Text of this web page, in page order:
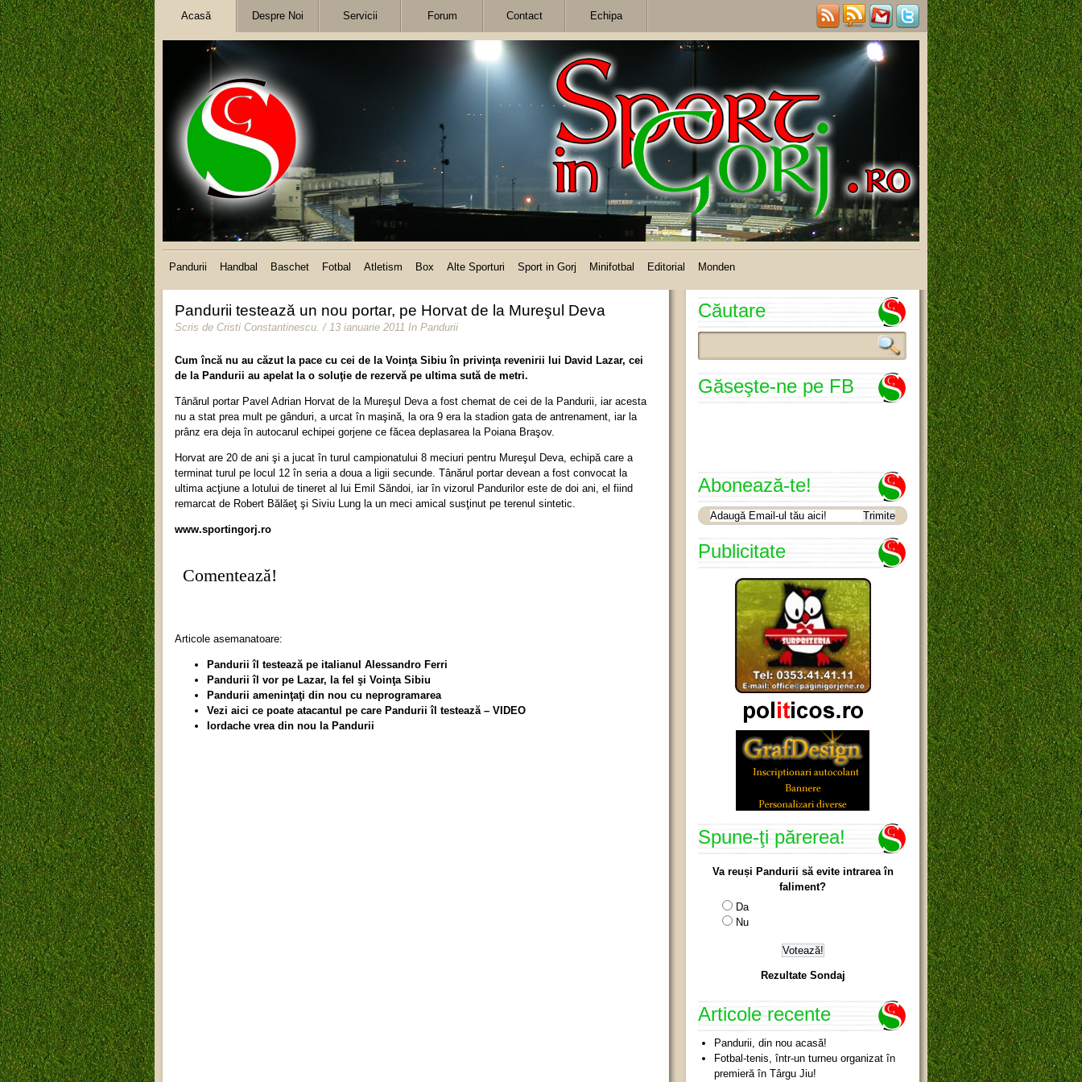
Acasă Despre Noi Servicii Forum Contact Echipa
Pandurii Handbal Baschet Fotbal Atletism Box Alte Sporturi Sport in Gorj Minifotbal Editorial Monden
Pandurii testează un nou portar, pe Horvat de la Mureşul Deva
Scris de Cristi Constantinescu. / 13 ianuarie 2011 In Pandurii
Cum încă nu au căzut la pace cu cei de la Voinţa Sibiu în privinţa revenirii lui David Lazar, cei
de la Pandurii au apelat la o soluţie de rezervă pe ultima sută de metri.
Tânărul portar Pavel Adrian Horvat de la Mureşul Deva a fost chemat de cei de la Pandurii, iar acesta
nu a stat prea mult pe gânduri, a urcat în maşină, la ora 9 era la stadion gata de antrenament, iar la
prânz era deja în autocarul echipei gorjene ce făcea deplasarea la Poiana Braşov.
Horvat are 20 de ani şi a jucat în turul campionatului 8 meciuri pentru Mureşul Deva, echipă care a
terminat turul pe locul 12 în seria a doua a ligii secunde. Tânărul portar devean a fost convocat la
ultima acţiune a lotului de tineret al lui Emil Săndoi, iar în vizorul Pandurilor este de doi ani, el fiind
remarcat de Robert Bălăeţ şi Siviu Lung la un meci amical susţinut pe terenul sintetic.
www.sportingorj.ro
Comentează!
Articole asemanatoare:
Pandurii îl testează pe italianul Alessandro Ferri
Pandurii îl vor pe Lazar, la fel şi Voinţa Sibiu
Pandurii ameninţaţi din nou cu neprogramarea
Vezi aici ce poate atacantul pe care Pandurii îl testează – VIDEO
Iordache vrea din nou la Pandurii
Căutare
Găseşte-ne pe FB
Abonează-te!
Publicitate
Spune-ţi părerea!
Va reuși Pandurii să evite intrarea în
faliment?
Da
Nu
Rezultate Sondaj
Articole recente
Pandurii, din nou acasă!
Fotbal-tenis, într-un turneu organizat în
premieră în Târgu Jiu!